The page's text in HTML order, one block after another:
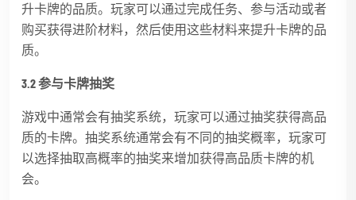
升卡牌的品质。玩家可以通过完成任务、参与活动或者
购买获得进阶材料，然后使用这些材料来提升卡牌的品
质。
3.2 参与卡牌抽奖
游戏中通常会有抽奖系统，玩家可以通过抽奖获得高品
质的卡牌。抽奖系统通常会有不同的抽奖概率，玩家可
以选择抽取高概率的抽奖来增加获得高品质卡牌的机
会。